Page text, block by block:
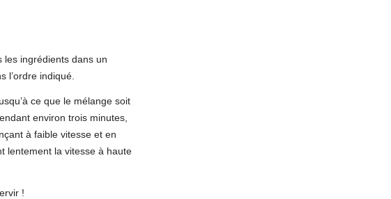
les ingrédients dans un
l’ordre indiqué.
ce que le mélange soit
environ trois minutes,
à faible vitesse et en
lentement la vitesse à haute
!